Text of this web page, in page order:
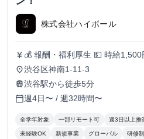
株式会社ハイボール
currency_yen 💰 報酬・福利厚生 💵 時給
200,000円〜300,000円 ✅ スキ
（半年ごとに査定） 🏠 住まいのサポートも充実！ 🔹 家賃
補助（最大3万円/月） ┗ 渋谷
定のメンバーを対象に支給！ 📚️休学中の希望者には、休学
費用の全額負担あり
place渋谷区神南1-11-3
train渋谷駅から徒歩5分
calendar_today週4日〜 / 週32時間〜
全学年対象 一部リモート可 週3日以上推
未経験OK 新規事業 グローバル 研修